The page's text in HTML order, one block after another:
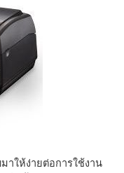
าให้ง่ายต่อการใช้งาน